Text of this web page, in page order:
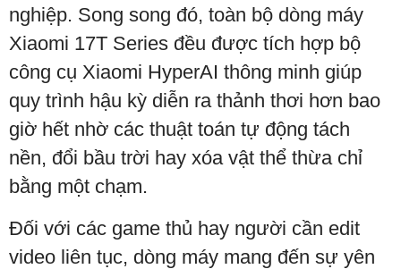
nghiệp. Song song đó, toàn bộ dòng máy
Xiaomi 17T Series đều được tích hợp bộ
công cụ Xiaomi HyperAI thông minh giúp
quy trình hậu kỳ diễn ra thảnh thơi hơn bao
giờ hết nhờ các thuật toán tự động tách
nền, đổi bầu trời hay xóa vật thể thừa chỉ
bằng một chạm.
Đối với các game thủ hay người cần edit
video liên tục, dòng máy mang đến sự yên